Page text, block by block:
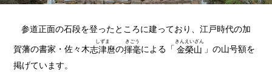
参道正面の石段を登ったところに建っており、江戸時代の加
賀藩の書家・佐々木志津麿
しずま
の揮毫
きごう
による「 金榮山
きんえいざん
」の山号額を
掲げています。